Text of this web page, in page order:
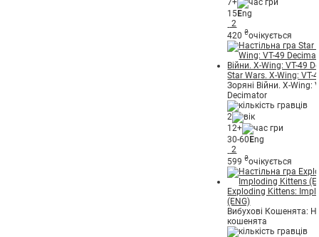
7+
15Eng
2
420₴очікується
Star Wars. X-Wing: VT-
Зоряні Війни. X-Wing:
Decimator
2
12+
30-60 Eng
2
599₴очікується
Exploding Kittens:
(ENG)
Вибухові Кошенята:
кошенята